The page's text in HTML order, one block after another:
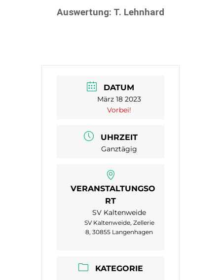
Auswertung: T. Lehnhard
DATUM
März 18 2023
Vorbei!
UHRZEIT
Ganztägig
VERANSTALTUNGSO
RT
SV Kaltenweide
SV Kaltenweide, Zellerie
8, 30855 Langenhagen
KATEGORIE